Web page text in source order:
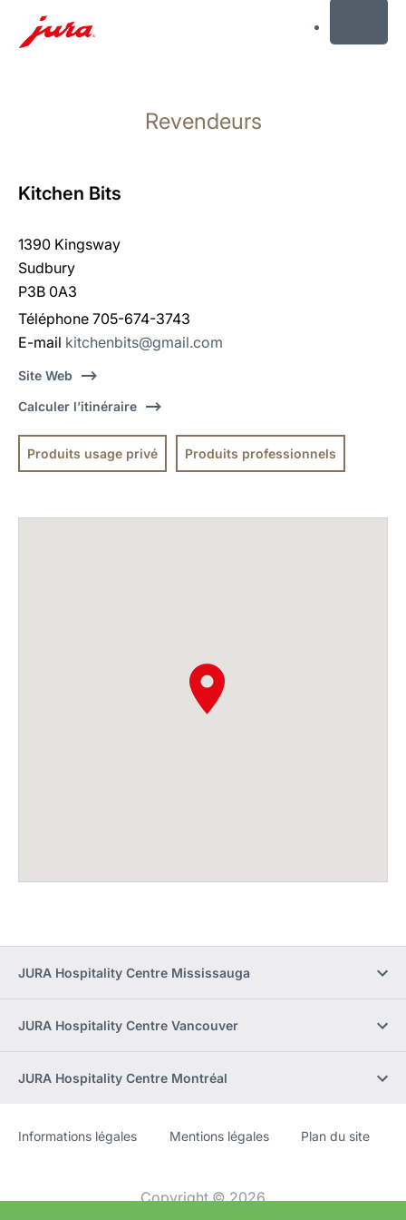
recherche
Revendeurs
Kitchen Bits
1390 Kingsway
Sudbury
P3B 0A3
Téléphone 705-674-3743
E-mail kitchenbits@gmail.com
Site Web
Calculer l’itinéraire
Produits usage privé Produits professionnels
JURA Hospitality Centre Mississauga
JURA Hospitality Centre Vancouver
JURA Hospitality Centre Montréal
Site
[Website
Informations légales Mentions légales Plan du site
Copyright © 2026